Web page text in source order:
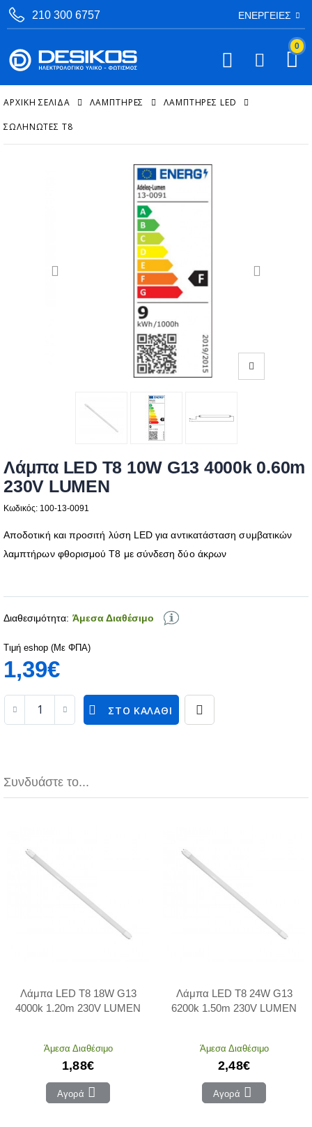
210 300 6757 ΕΝΈΡΓΕΙΕΣ
0
ΑΡΧΙΚΉ ΣΕΛΊΔΑ ΛΑΜΠΤΗΡΕΣ ΛΑΜΠΤΉΡΕΣ LED
ΣΩΛΗΝΩΤΈΣ T8
Λάμπα LED T8 10W G13 4000k 0.60m
230V LUMEN
Κωδικός: 100-13-0091
Αποδοτική και προσιτή λύση LED για αντικατάσταση συμβατικών
λαμπτήρων φθορισμού T8 με σύνδεση δύο άκρων
Διαθεσιμότητα: Άμεσα Διαθέσιμο
Τιμή eshop (Με ΦΠΑ)
1,39€
ΣΤΟ ΚΑΛΆΘΙ
Συνδυάστε το...
Λάμπα LED T8 18W G13
4000k 1.20m 230V LUMEN
Άμεσα Διαθέσιμο
1,88€
Αγορά
Λάμπα LED T8 24W G13
6200k 1.50m 230V LUMEN
Άμεσα Διαθέσιμο
2,48€
Αγορά